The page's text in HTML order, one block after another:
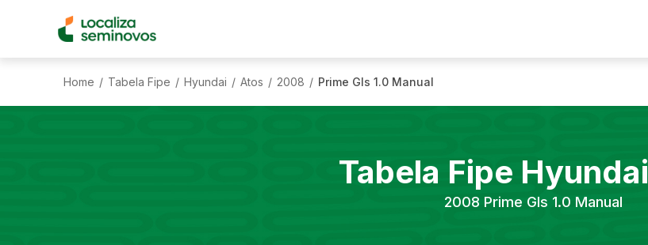
Home / Tabela Fipe / Hyundai / Atos / 2008 / Prime Gls 1.0 Manual
Tabela Fipe Hyundai
2008 Prime Gls 1.0 Manual